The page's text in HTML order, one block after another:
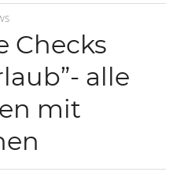
Checks
alle
mit